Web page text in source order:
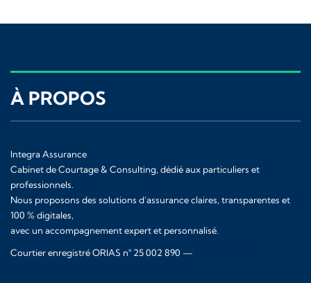
À PROPOS
Integra Assurance
Cabinet de Courtage & Consulting, dédié aux particuliers et
professionnels.
Nous proposons des solutions d’assurance claires, transparentes et
100 % digitales,
avec un accompagnement expert et personnalisé.
Courtier enregistré ORIAS n° 25 002 890 —